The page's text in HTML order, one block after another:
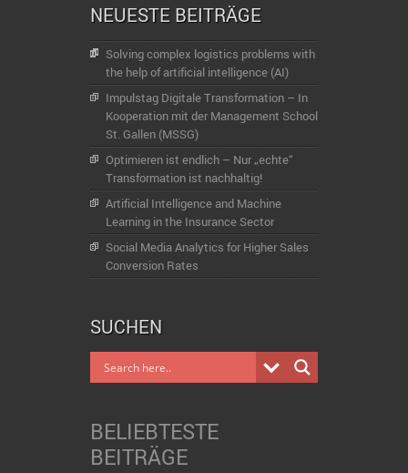
NEUESTE BEITRÄGE
Solving complex logistics problems with
the help of artificial intelligence (AI)
Impulstag Digitale Transformation – In
Kooperation mit der Management School
St. Gallen (MSSG)
Optimieren ist endlich – Nur „echte“
Transformation ist nachhaltig!
Artificial Intelligence and Machine
Learning in the Insurance Sector
Social Media Analytics for Higher Sales
Conversion Rates
SUCHEN
BELIEBTESTE
BEITRÄGE